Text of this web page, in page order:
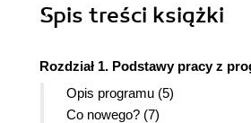
Spis treści książki
Rozdział 1. Podstawy pracy z
Opis programu (5)
Co nowego? (7)